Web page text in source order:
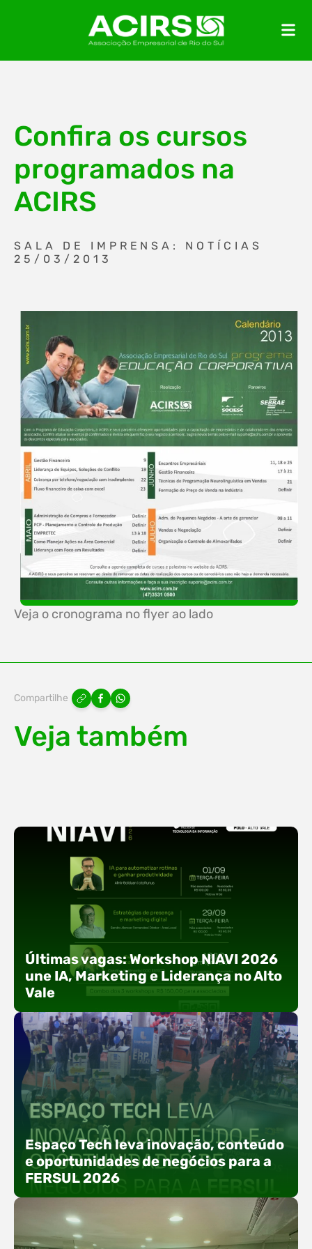
Confira os cursos
programados na
ACIRS
SALA DE IMPRENSA: NOTÍCIAS
25/03/2013
Veja o cronograma no flyer ao lado
Compartilhe
Veja também
Últimas vagas: Workshop NIAVI 2026
une IA, Marketing e Liderança no Alto
Vale
Com o objetivo de impulsionar a produtividade, a
presença digital e a gestão nas empresas do
Alto Vale, o Núcleo de Tecnologia da Informação
(NIAVI), Polo ACATE-ACIRS, realiza a edição
2026 do Workshop NIAVI. O evento foi
em três encontros práticos ao longo dos meses
de setembro e outubro,…
Espaço Tech leva inovação, conteúdo
e oportunidades de negócios para a
FERSUL 2026